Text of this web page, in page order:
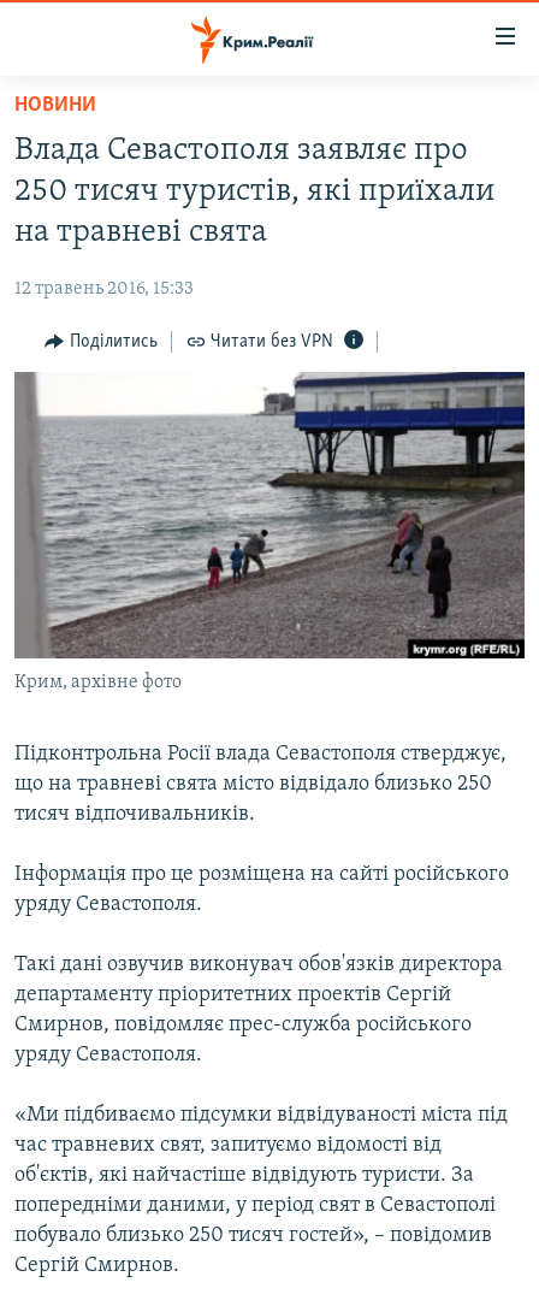
Перейти
основного
матеріалу
до
основної
навігації
Перейти
до
пошуку
ВОДА.КРИМ
БЛОГИ
ПОГЛЯД
ВСЕ ЗА ДЕНЬ
СПЕЦПРОЕКТИ
ДЕПОРТАЦІЯ
ВІДЕОУРОКИ «ELIFBE»
СВІДЧЕННЯ ОКУПАЦІЇ
УКРАЇНСЬКА ПРОБЛЕМА КРИМУ
ІНФОГРАФІКА
ЯК ОБІЙТИ БЛОКУВАННЯ
Русский
Qırımtatar
ДОЛУЧАЙСЯ!
Усі сайти RFE/RL
НОВИНИ
Влада Севастополя заявляє про
250 тисяч туристів, які приїхали
на травневі свята
12 травень 2016, 15:33
Поділитись Читати без VPN
Крим, архівне фото
Підконтрольна Росії влада Севастополя стверджує,
що на травневі свята місто відвідало близько 250
тисяч відпочивальників.
Інформація про це розміщена на сайті російського
уряду Севастополя.
Такі дані озвучив виконувач обов'язків директора
департаменту пріоритетних проектів Сергій
Смирнов, повідомляє прес-служба російського
уряду Севастополя.
«Ми підбиваємо підсумки відвідуваності міста під
час травневих свят, запитуємо відомості від
об'єктів, які найчастіше відвідують туристи. За
попередніми даними, у період свят в Севастополі
побувало близько 250 тисяч гостей», – повідомив
Сергій Смирнов.